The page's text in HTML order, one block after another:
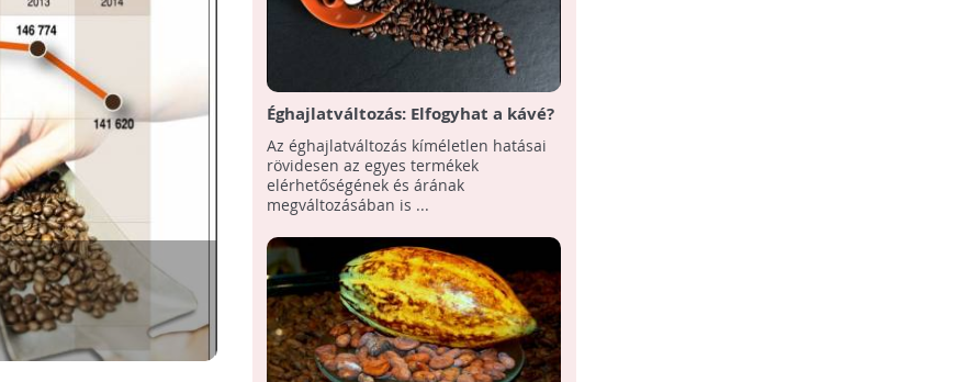
Éghajlatváltozás: Elfogyhat a kávé?
Az éghajlatváltozás kíméletlen hatásai
rövidesen az egyes termékek
elérhetőségének és árának
megváltozásában is ...